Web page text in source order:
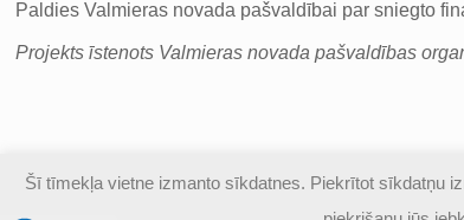
Paldies Valmieras novada pašvaldībai par sniegto
Projekts īstenots Valmieras novada pašvaldības
Šī tīmekļa vietne izmanto sīkdatnes. Piekrītot sīkdatņu